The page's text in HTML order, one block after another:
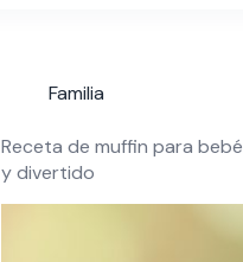
Familia
Receta de muffin para
y divertido